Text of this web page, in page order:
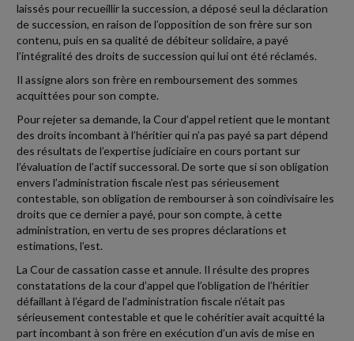
laissés pour recueillir la succession, a déposé seul la déclaration
de succession, en raison de l’opposition de son frère sur son
contenu, puis en sa qualité de débiteur solidaire, a payé
l’intégralité des droits de succession qui lui ont été réclamés.
Il assigne alors son frère en remboursement des sommes
acquittées pour son compte.
Pour rejeter sa demande, la Cour d’appel retient que le montant
des droits incombant à l’héritier qui n’a pas payé sa part dépend
des résultats de l’expertise judiciaire en cours portant sur
l’évaluation de l’actif successoral. De sorte que si son obligation
envers l’administration fiscale n’est pas sérieusement
contestable, son obligation de rembourser à son coindivisaire les
droits que ce dernier a payé, pour son compte, à cette
administration, en vertu de ses propres déclarations et
estimations, l’est.
La Cour de cassation casse et annule. Il résulte des propres
constatations de la cour d’appel que l’obligation de l’héritier
défaillant à l’égard de l’administration fiscale n’était pas
sérieusement contestable et que le cohéritier avait acquitté la
part incombant à son frère en exécution d’un avis de mise en